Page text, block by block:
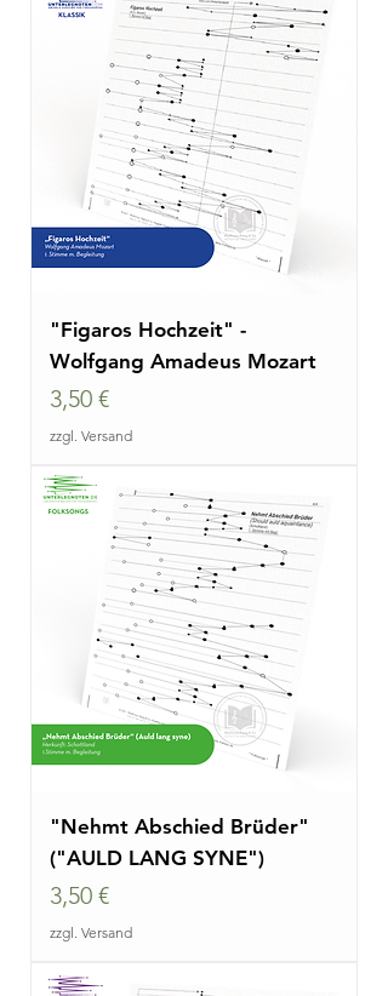
"Figaros Hochzeit" -
Wolfgang Amadeus Mozart
Preis
3,50 €
zzgl. Versand
"Nehmt Abschied Brüder"
("AULD LANG SYNE")
Preis
3,50 €
zzgl. Versand